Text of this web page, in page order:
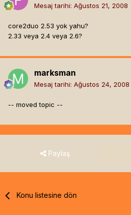
Mesaj tarihi: Ağustos 21, 2008
core2duo 2.53 yok yahu?
2.33 veya 2.4 veya 2.6?
marksman
Mesaj tarihi: Ağustos 24, 2008
-- moved topic --
Paylaş
Konu listesine dön